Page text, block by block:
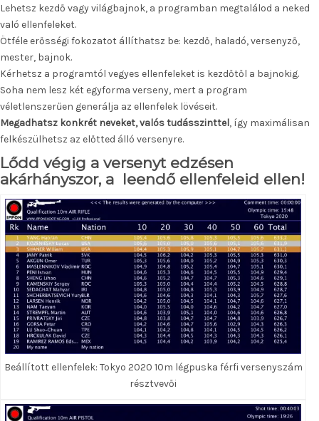
Lehetsz kezdő vagy világbajnok, a programban megtalálod a neked
való ellenfeleket.
Ötféle erősségi fokozatot állíthatsz be: kezdő, haladó, versenyző,
mester, bajnok.
Kérhetsz a programtól vegyes ellenfeleket is kezdőtől a bajnokig.
Soha nem lesz két egyforma verseny, mert a program
véletlenszerűen generálja az ellenfelek lövéseit.
Megadhatsz konkrét neveket, valós tudásszinttel, így maximálisan
felkészülhetsz az előtted álló versenyre.
Lődd végig a versenyt edzésen
akárhányszor, a leendő ellenfeleid ellen!
Beállított ellenfelek: Tokyo 2020 10m légpuska férfi versenyszám
résztvevői